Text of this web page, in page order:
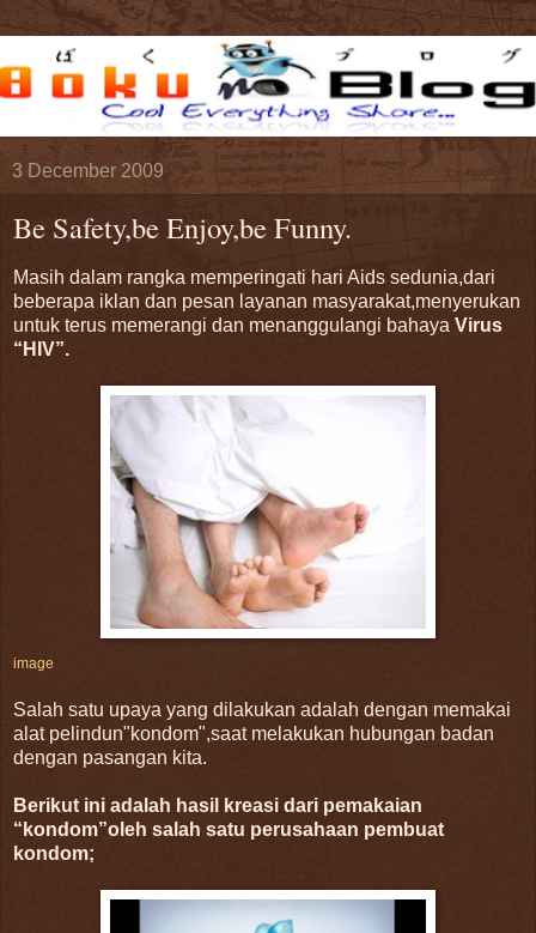
3 December 2009
Be Safety,be Enjoy,be Funny.
Masih dalam rangka memperingati hari Aids sedunia,dari
beberapa iklan dan pesan layanan masyarakat,menyerukan
untuk terus memerangi dan menanggulangi bahaya Virus
“HIV”.
image
Salah satu upaya yang dilakukan adalah dengan memakai
alat pelindun"kondom",saat melakukan hubungan badan
dengan pasangan kita.
Berikut ini adalah hasil kreasi dari pemakaian
“kondom”oleh salah satu perusahaan pembuat
kondom;